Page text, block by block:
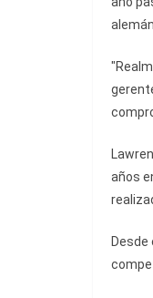
años
Desde